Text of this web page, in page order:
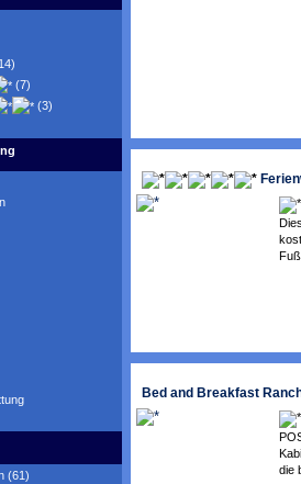
(7)
(3)
(61)
Bed and Breakfast
die